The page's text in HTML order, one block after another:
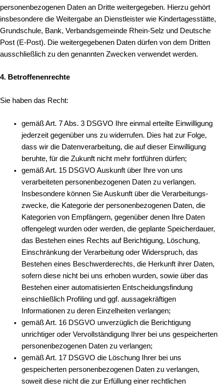
personenbezogenen Daten an Dritte weitergegeben. Hierzu gehört
insbesondere die Weitergabe an Dienstleister wie Kindertagesstätte,
Grundschule, Bank, Verbandsgemeinde Rhein-Selz und Deutsche
Post (E-Post). Die weitergegebenen Daten dürfen von dem Dritten
ausschließlich zu den genannten Zwecken verwendet werden.
4. Betroffenenrechte
Sie haben das Recht:
gemäß Art. 7 Abs. 3 DSGVO Ihre einmal erteilte Einwilligung
jederzeit gegenüber uns zu widerrufen. Dies hat zur Folge,
dass wir die Datenverarbeitung, die auf dieser Einwilligung
beruhte, für die Zukunft nicht mehr fortführen dürfen;
gemäß Art. 15 DSGVO Auskunft über Ihre von uns
verarbeiteten personenbezogenen Daten zu verlangen.
Insbesondere können Sie Auskunft über die Verarbeitungs­
zwecke, die Kategorie der personenbezogenen Daten, die
Kategorien von Empfängern, gegenüber denen Ihre Daten
offengelegt wurden oder werden, die geplante Speicherdauer,
das Bestehen eines Rechts auf Berichtigung, Löschung,
Einschränkung der Verarbeitung oder Widerspruch, das
Bestehen eines Beschwerde­rechts, die Herkunft ihrer Daten,
sofern diese nicht bei uns erhoben wurden, sowie über das
Bestehen einer automatisierten Entscheidungsfindung
einschließlich Profiling und ggf. aussagekräftigen
Informationen zu deren Einzelheiten verlangen;
gemäß Art. 16 DSGVO unverzüglich die Berichtigung
unrichtiger oder Vervollstän­digung Ihrer bei uns gespeicherten
personenbezogenen Daten zu verlangen;
gemäß Art. 17 DSGVO die Löschung Ihrer bei uns
gespeicherten personenbezogenen Daten zu verlangen,
soweit diese nicht die zur Erfüllung einer rechtlichen